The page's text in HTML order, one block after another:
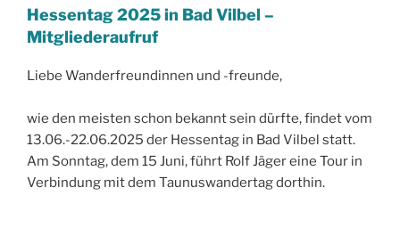
AM
Hessentag 2025 in Bad Vilbel –
Mitgliederaufruf
Liebe Wanderfreundinnen und -freunde,
wie den meisten schon bekannt sein dürfte, findet vom
13.06.-22.06.2025 der Hessentag in Bad Vilbel statt.
Am Sonntag, dem 15 Juni, führt Rolf Jäger eine Tour in
Verbindung mit dem Taunuswandertag dorthin.